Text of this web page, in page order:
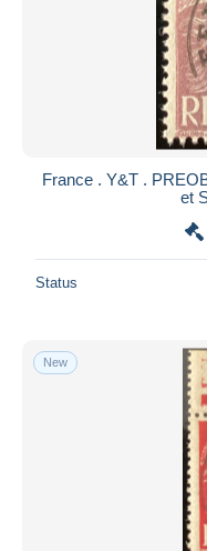
France . Y&T .
et
Status
New